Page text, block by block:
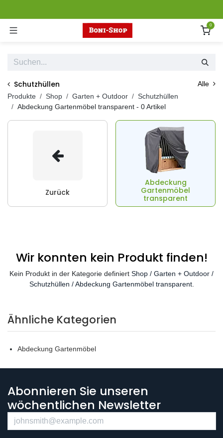
0
Schutzhüllen
Alle
Produkte
Shop Garten + Outdoor
Schutzhüllen
Abdeckung Gartenmöbel transparent - 0 Artikel
Zurück
Abdeckung
Gartenmöbel
transparent
Wir konnten kein Produkt finden!
Kein Produkt in der Kategorie definiert Shop / Garten + Outdoor /
Schutzhüllen / Abdeckung Gartenmöbel transparent.
Ähnliche Kategorien
Abdeckung Gartenmöbel
Abonnieren Sie unseren
wöchentlichen Newsletter